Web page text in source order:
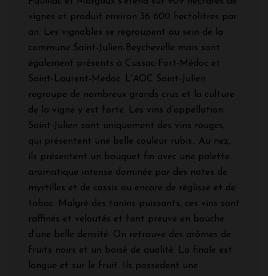
vignes et produit environ 36 600 hectolitres par
an. Les vignobles se regroupent au sein de la
commune Saint-Julien-Beychevelle mais sont
également présents à Cussac-Fort-Médoc et
Saint-Laurent-Medoc. L'AOC Saint-Julien
regroupe de nombreux grands crus et la culture
de la vigne y est forte. Les vins d’appellation
Saint-Julien sont uniquement des vins rouges,
qui présentent une belle couleur rubis.. Au nez,
ils présentent un bouquet fin avec une palette
aromatique intense dominée par des notes de
myrtilles et de cassis ou encore de réglisse et de
tabac. Malgré des tanins puissants, ces vins sont
raffinés et veloutés et font preuve en bouche
d’une belle densité. On retrouve des arômes de
fruits noirs et un boisé de qualité. La finale est
longue et sur le fruit. Ils possèdent une